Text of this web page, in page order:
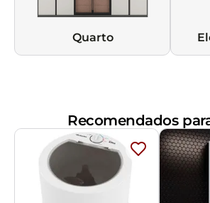
Quarto
Recomendados